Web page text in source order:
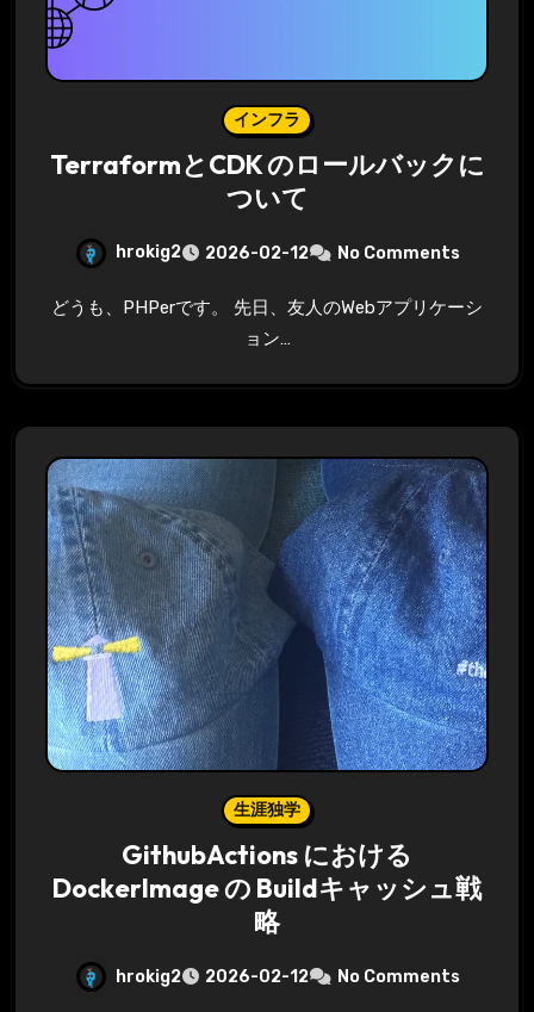
インフラ
TerraformとCDK のロールバックに
ついて
hrokig2 2026-02-12 No Comments
どうも、PHPerです。 先日、友人のWebアプリケーシ
ョン…
生涯独学
GithubActions における
DockerImage の Buildキャッシュ戦
略
hrokig2 2026-02-12 No Comments